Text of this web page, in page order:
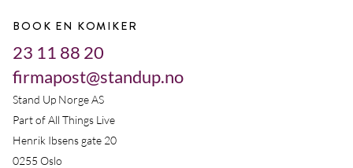
BOOK EN KOMIKER
23 11 88 20
firmapost@standup.no
Stand Up Norge AS
Part of All Things Live
Henrik Ibsens gate 20
0255 Oslo